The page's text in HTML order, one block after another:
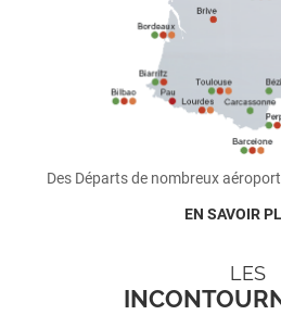
Des Départs de nombreux
EN SAVOIR
LES